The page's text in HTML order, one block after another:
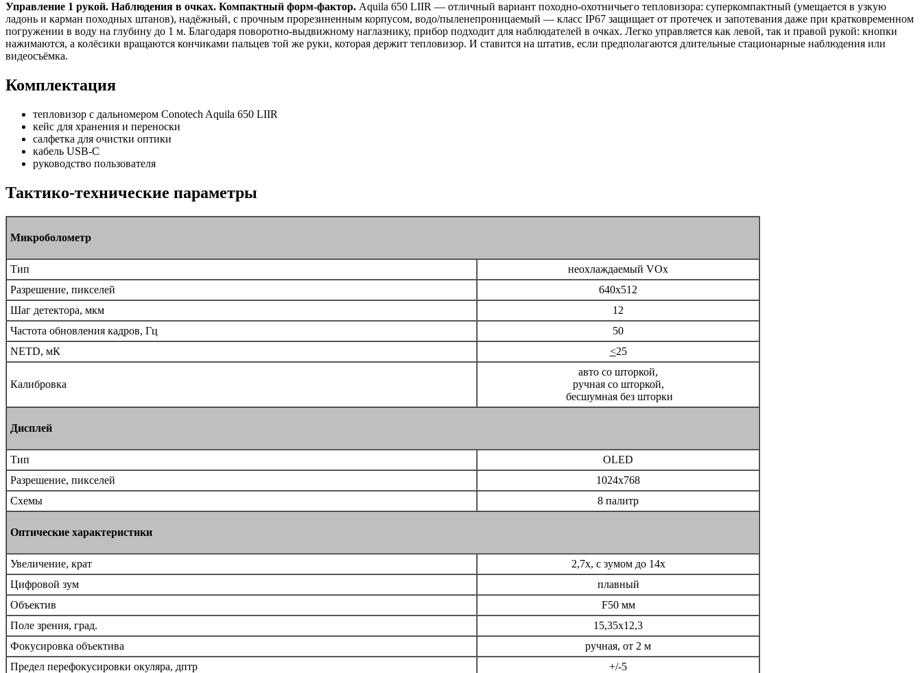
Управление 1 рукой. Наблюдения в очках. Компактный форм-фактор. Aquila 650 LIIR — отличный вариант походно-охотничьего тепловизора: суперкомпактный (умещается в узкую
ладонь и карман походных штанов), надёжный, с прочным прорезиненным корпусом, водо/пыленепроницаемый — класс IP67 защищает от протечек и запотевания даже при кратковременном
погружении в воду на глубину до 1 м. Благодаря поворотно-выдвижному наглазнику, прибор подходит для наблюдателей в очках. Легко управляется как левой, так и правой рукой: кнопки
нажимаются, а колёсики вращаются кончиками пальцев той же руки, которая держит тепловизор. И ставится на штатив, если предполагаются длительные стационарные наблюдения или
видеосъёмка.
Комплектация
тепловизор с дальномером Conotech Aquila 650 LIIR
кейс для хранения и переноски
салфетка для очистки оптики
кабель USB-C
руководство пользователя
Тактико-технические параметры
Микроболометр
Тип
неохлаждаемый VOx
Разрешение, пикселей
640x512
Шаг детектора, мкм
12
Частота обновления кадров, Гц
50
NETD, мК
<25
Калибровка
авто со шторкой,
ручная со шторкой,
бесшумная без шторки
Дисплей
Тип
OLED
Разрешение, пикселей
1024x768
Схемы
8 палитр
Оптические характеристики
Увеличение, крат
2,7x, с зумом до 14x
Цифровой зум
плавный
Объектив
F50 мм
Поле зрения, град.
15,35x12,3
Фокусировка объектива
ручная, от 2 м
Предел перефокусировки окуляра, дптр
+/-5